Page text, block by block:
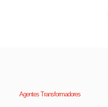
Agentes Transformadores